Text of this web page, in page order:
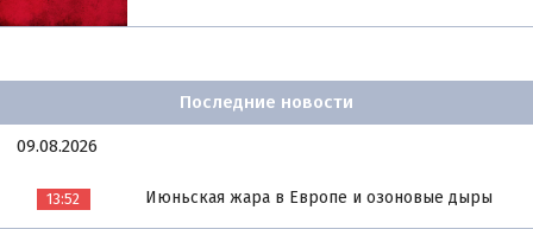
Последние новости
09.08.2026
13:52 Июньская жара в Европе и озоновые дыры